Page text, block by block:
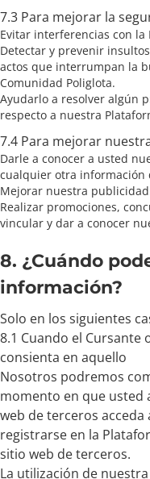
7.3 Para mejorar la
Evitar interferencias con la
Detectar y prevenir
actos que interrumpan la
Comunidad Poliglota.
Ayudarlo a resolver algún
respecto a nuestra
7.4 Para mejorar
Darle a conocer a usted
cualquier otra información
Mejorar nuestra
Realizar promociones,
vincular y dar a conocer
8. ¿Cuándo
información?
Solo en los siguientes
8.1 Cuando el Cursante
consienta en aquello
Nosotros podremos
momento en que usted
web de terceros acceda
registrarse en la
sitio web de terceros.
La utilización de